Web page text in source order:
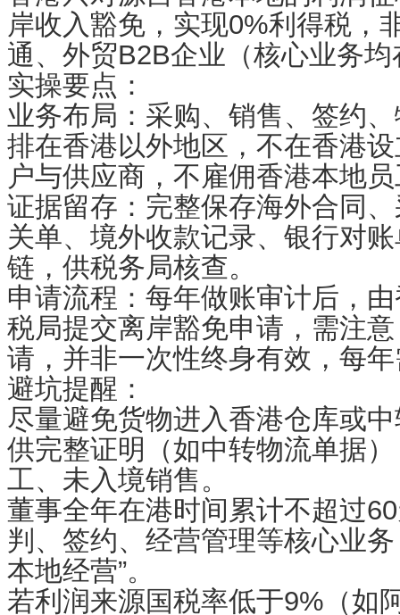
岸收入豁免，实现0%利得税，
通、外贸B2B企业（核心业务
实操要点：
业务布局：采购、销售、签约
排在香港以外地区，不在香港
户与供应商，不雇佣香港本地
证据留存：完整保存海外合同
关单、境外收款记录、银行对
链，供税务局核查。
申请流程：每年做账审计后，
税局提交离岸豁免申请，需注
请，并非一次性终身有效，每
避坑提醒：
尽量避免货物进入香港仓库或
供完整证明（如中转物流单据
工、未入境销售。
董事全年在港时间累计不超过
判、签约、经营管理等核心业
本地经营”。
若利润来源国税率低于9%（如